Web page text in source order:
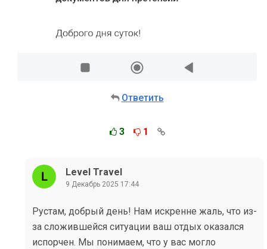
Ответить
3 1
Level Travel
9 Декабрь 2025 17:44
Рустам, добрый день! ​Нам искренне жаль, что из-
за сложившейся ситуации ваш отдых оказался
испорчен. Мы понимаем, что у вас могло